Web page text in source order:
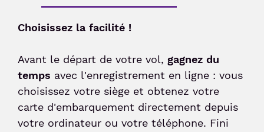
Choisissez la facilité !
Avant le départ de votre vol, gagnez du
temps avec l'enregistrement en ligne : vous
choisissez votre siège et obtenez votre
carte d'embarquement directement depuis
votre ordinateur ou votre téléphone. Fini